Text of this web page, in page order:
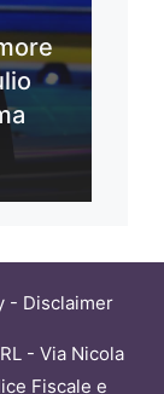
- Disclaimer
- Via Nicola
Fiscale e